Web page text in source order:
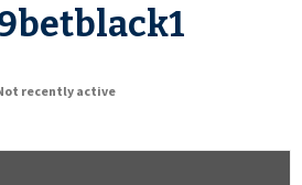
recently active